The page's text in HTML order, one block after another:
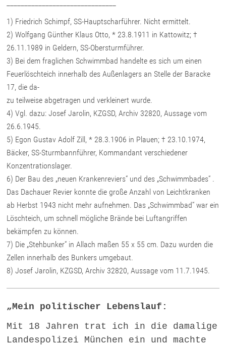
1) Friedrich Schimpf, SS-Hauptscharführer. Nicht ermittelt.
2) Wolfgang Günther Klaus Otto, * 23.8.1911 in Kattowitz; †
26.11.1989 in Geldern, SS-Obersturmführer.
3) Bei dem fraglichen Schwimmbad handelte es sich um einen
Feuerlöschteich innerhalb des Außenlagers an Stelle der Baracke
17, die da-
zu teilweise abgetragen und verkleinert wurde.
4) Vgl. dazu: Josef Jarolin, KZGSD, Archiv 32820, Aussage vom
26.6.1945.
5) Egon Gustav Adolf Zill, * 28.3.1906 in Plauen; † 23.10.1974,
Bäcker, SS-Sturmbannführer, Kommandant verschiedener
Konzentrationslager.
6) Der Bau des „neuen Krankenreviers“ und des „Schwimmbades“ .
Das Dachauer Revier konnte die große Anzahl von Leichtkranken
ab Herbst 1943 nicht mehr aufnehmen. Das „Schwimmbad“ war ein
Löschteich, um schnell mögliche Brände bei Luftangriffen
bekämpfen zu können.
7) Die „Stehbunker“ in Allach maßen 55 x 55 cm. Dazu wurden die
Zellen innerhalb des Bunkers umgebaut.
8) Josef Jarolin, KZGSD, Archiv 32820, Aussage vom 11.7.1945.
„Mein politischer Lebenslauf:
Mit 18 Jahren trat ich in die damalige
Landespolizei München ein und machte